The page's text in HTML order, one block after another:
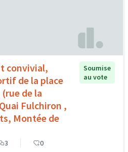
convivial,
de la place
de la
Fulchiron ,
Montée de
Soumise
au vote
3 0